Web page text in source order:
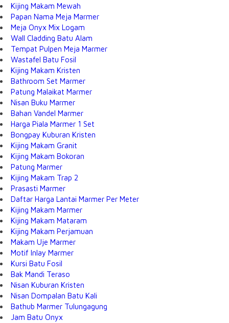
Kijing Makam Mewah
Papan Nama Meja Marmer
Meja Onyx Mix Logam
Wall Cladding Batu Alam
Tempat Pulpen Meja Marmer
Wastafel Batu Fosil
Kijing Makam Kristen
Bathroom Set Marmer
Patung Malaikat Marmer
Nisan Buku Marmer
Bahan Vandel Marmer
Harga Piala Marmer 1 Set
Bongpay Kuburan Kristen
Kijing Makam Granit
Kijing Makam Bokoran
Patung Marmer
Kijing Makam Trap 2
Prasasti Marmer
Daftar Harga Lantai Marmer Per Meter
Kijing Makam Marmer
Kijing Makam Mataram
Kijing Makam Perjamuan
Makam Uje Marmer
Motif Inlay Marmer
Kursi Batu Fosil
Bak Mandi Teraso
Nisan Kuburan Kristen
Nisan Dompalan Batu Kali
Bathub Marmer Tulungagung
Jam Batu Onyx